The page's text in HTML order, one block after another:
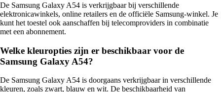
De Samsung Galaxy A54 is verkrijgbaar bij verschillende
elektronicawinkels, online retailers en de officiële Samsung-winkel. Je
kunt het toestel ook aanschaffen bij telecomproviders in combinatie
met een abonnement.
Welke kleuropties zijn er beschikbaar voor de
Samsung Galaxy A54?
De Samsung Galaxy A54 is doorgaans verkrijgbaar in verschillende
kleuren, zoals zwart, blauw en wit. De beschikbaarheid van